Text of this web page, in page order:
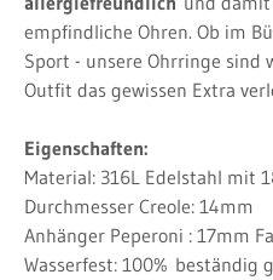
empfindliche Ohren. Ob im
Sport - unsere Ohrringe sind
Outfit das gewissen Extra
Eigenschaften:
Material: 316L Edelstahl mit
Durchmesser Creole: 14mm
Anhänger Peperoni : 17mm
Wasserfest: 100% beständig